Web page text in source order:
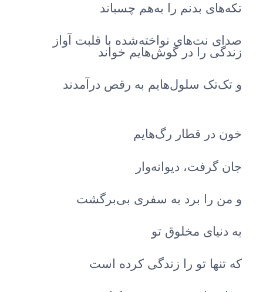
تکه‌های بدنم را به‌هم چسباند
صدای نت‌های نواخته‌شده با قلبت آواز
زندگی را در گوش‌هایم خواند
و تک‌تک سلول‌هایم به رقص درآمدند
خون در قطار رگ‌هایم
جان گرفت، دیوانه‌وار
و من را برد به سفری بی‌برگشت
به دنیای مخلوق تو
که تنها تو را زندگی کرده است